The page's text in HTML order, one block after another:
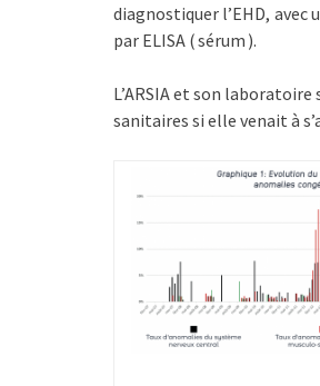
diagnostiquer l’EHD, avec
par ELISA ( sérum ).
L’ARSIA et son
sanitaires si elle venait à